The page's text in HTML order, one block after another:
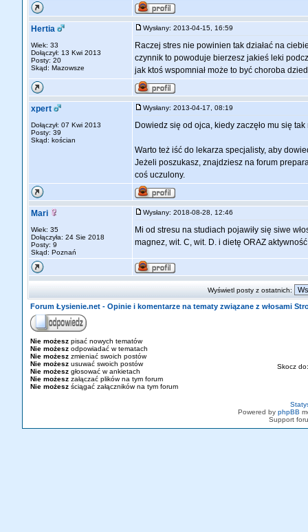
Hertia
Wiek: 33
Dołączył: 13 Kwi 2013
Posty: 20
Skąd: Mazowsze
Wysłany: 2013-04-15, 16:59
Raczej stres nie powinien tak działać na
czynnik to powoduje bierzesz jakieś leki
jak ktoś wspomniał może to być choroba
xpert
Dołączył: 07 Kwi 2013
Posty: 39
Skąd: kościan
Wysłany: 2013-04-17, 08:19
Dowiedz się od ojca, kiedy zaczęło mu się
Warto też iść do lekarza specjalisty, aby
Jeżeli poszukasz, znajdziesz na forum
coś uczulony.
Mari
Wiek: 35
Dołączyła: 24 Sie 2018
Posty: 9
Skąd: Poznań
Wysłany: 2018-08-28, 12:46
Mi od stresu na studiach pojawiły się siwe
magnez, wit. C, wit. D. i dietę ORAZ
Wyświetl posty z ostatnich:
Forum Łysienie.net - Opinie i komentarze na tematy związane z włosami
Nie możesz pisać nowych tematów
Nie możesz odpowiadać w tematach
Nie możesz zmieniać swoich postów
Nie możesz usuwać swoich postów
Nie możesz głosować w ankietach
Nie możesz załączać plików na tym forum
Nie możesz ściągać załączników na tym forum
Skocz
Powered by phpBB
Support